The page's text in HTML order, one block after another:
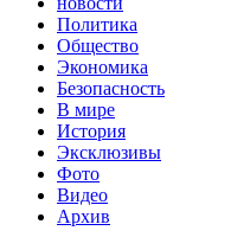
Политика
Общество
Экономика
Безопасность
В мире
История
Эксклюзивы
Фото
Видео
Архив